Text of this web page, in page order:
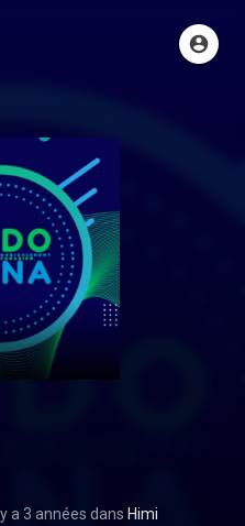
a 3 années dans Himi